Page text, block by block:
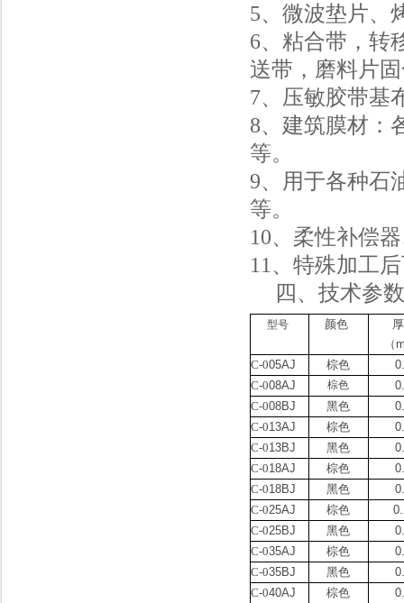
5、微波垫片、
6、粘合带，转
送带，磨料片
7、压敏胶带基
8、建筑膜材：
等。
9、用于各种石
等。
10、柔性补偿
11 、特殊加工
四、技术参
型号 颜色
（
C-005AJ 棕色
C-008AJ 棕色
C-008BJ 黑色
C-013AJ 棕色
C-013BJ 黑色
C-018AJ 棕色
C-018BJ 黑色
C-025AJ 棕色
C-025BJ 黑色
C-035AJ 棕色
C-035BJ 黑色
C-040AJ 棕色